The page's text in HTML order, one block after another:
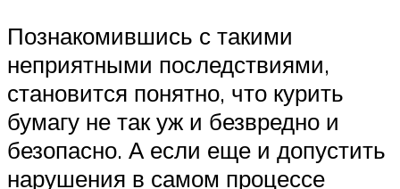
Познакомившись с такими
неприятными последствиями,
становится понятно, что курить
бумагу не так уж и безвредно и
безопасно. А если еще и допустить
нарушения в самом процессе